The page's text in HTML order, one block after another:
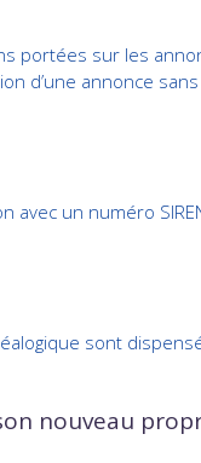
portées sur les
d’une annonce
avec un numéro
sont
nouveau